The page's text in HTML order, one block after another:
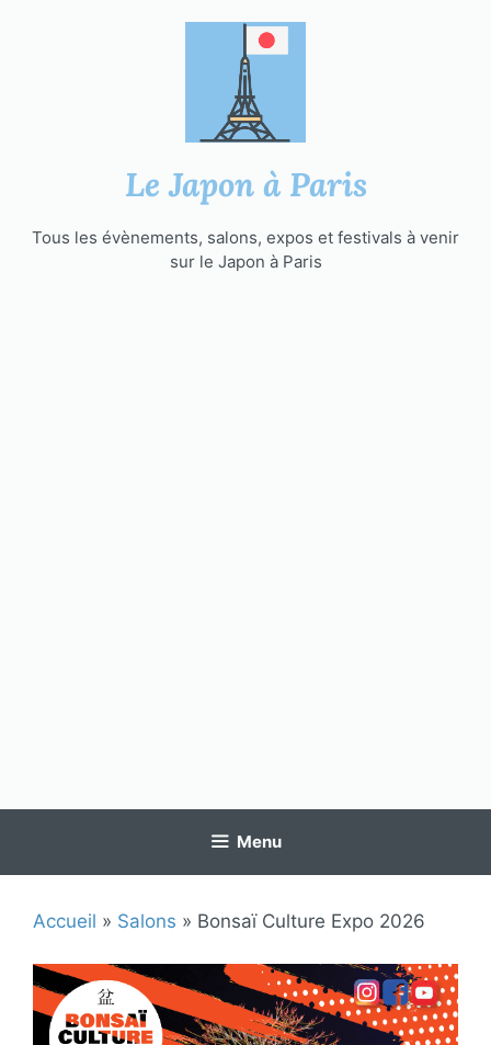
Le Japon à Paris
Tous les évènements, salons, expos et festivals à venir
sur le Japon à Paris
Menu
Accueil » Salons » Bonsaï Culture Expo 2026